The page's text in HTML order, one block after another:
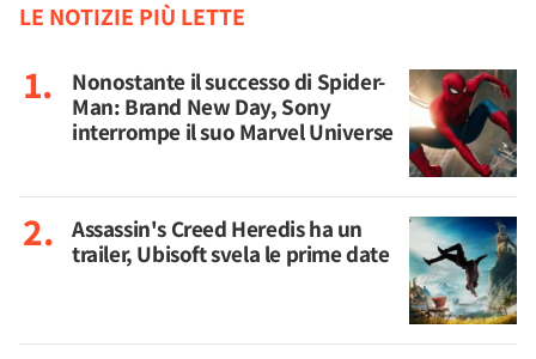
LE NOTIZIE PIÙ LETTE
Nonostante il successo di Spider-
Man: Brand New Day, Sony
interrompe il suo Marvel Universe
Assassin's Creed Heredis ha un
trailer, Ubisoft svela le prime date